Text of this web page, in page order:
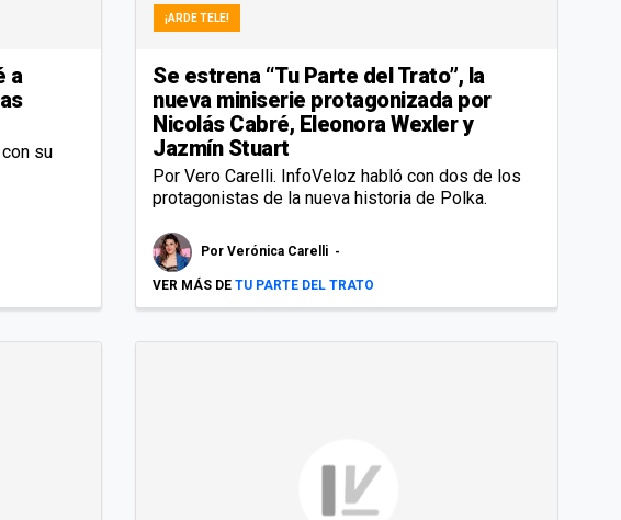
a
su
¡ARDE TELE!
Se estrena “Tu Parte del Trato”, la
nueva miniserie protagonizada por
Nicolás Cabré, Eleonora Wexler y
Jazmín Stuart
Por Vero Carelli. InfoVeloz habló con dos de los
protagonistas de la nueva historia de Polka.
Por Verónica Carelli
VER MÁS DE TU PARTE DEL TRATO